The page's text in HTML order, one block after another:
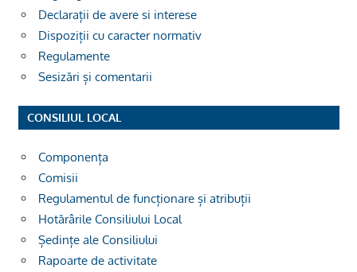
Declarații de avere si interese
Dispoziții cu caracter normativ
Regulamente
Sesizări și comentarii
CONSILIUL LOCAL
Componența
Comisii
Regulamentul de funcționare și atribuții
Hotărârile Consiliului Local
Ședințe ale Consiliului
Rapoarte de activitate